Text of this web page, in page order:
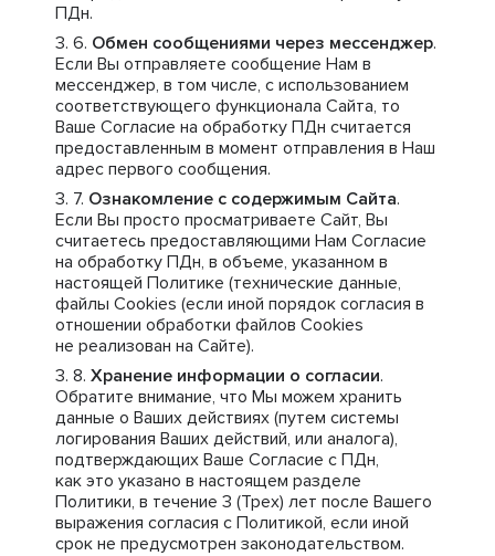
ПДн.
Обмен сообщениями через мессенджер.
Если Вы отправляете сообщение Нам в
мессенджер, в том числе, с использованием
соответствующего функционала Сайта, то
Ваше Согласие на обработку ПДн считается
предоставленным в момент отправления в Наш
адрес первого сообщения.
Ознакомление с содержимым Сайта.
Если Вы просто просматриваете Сайт, Вы
считаетесь предоставляющими Нам Согласие
на обработку ПДн, в объеме, указанном в
настоящей Политике (технические данные,
файлы Cookies (если иной порядок согласия в
отношении обработки файлов Cookies
не реализован на Сайте).
Хранение информации о согласии.
Обратите внимание, что Мы можем хранить
данные о Ваших действиях (путем системы
логирования Ваших действий, или аналога),
подтверждающих Ваше Согласие с ПДн,
как это указано в настоящем разделе
Политики, в течение 3 (Трех) лет после Вашего
выражения согласия с Политикой, если иной
срок не предусмотрен законодательством.